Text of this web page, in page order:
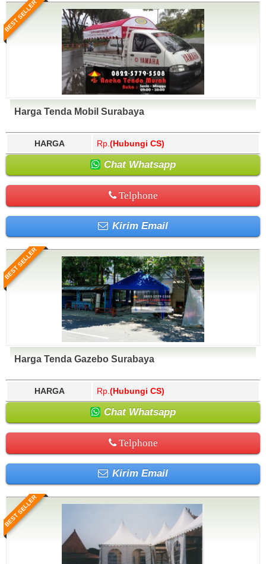
BEST SELLER
Harga Tenda Mobil Surabaya
HARGA Rp. (Hubungi CS)
Chat Whatsapp
Telphone
Kirim Email
BEST SELLER
Harga Tenda Gazebo Surabaya
HARGA Rp. (Hubungi CS)
Chat Whatsapp
Telphone
Kirim Email
BEST SELLER